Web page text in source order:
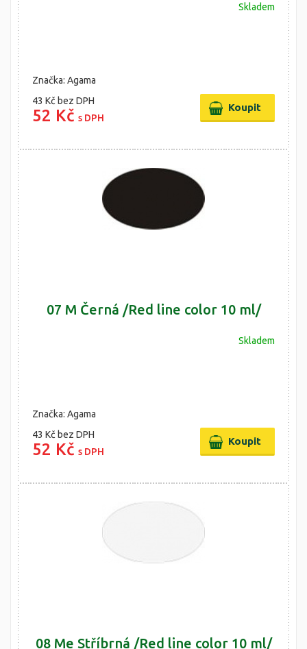
Skladem
Značka: Agama
43 Kč bez DPH
52 Kč s DPH
07 M Černá /Red line color 10 ml/
Skladem
Značka: Agama
43 Kč bez DPH
52 Kč s DPH
08 Me Stříbrná /Red line color 10 ml/